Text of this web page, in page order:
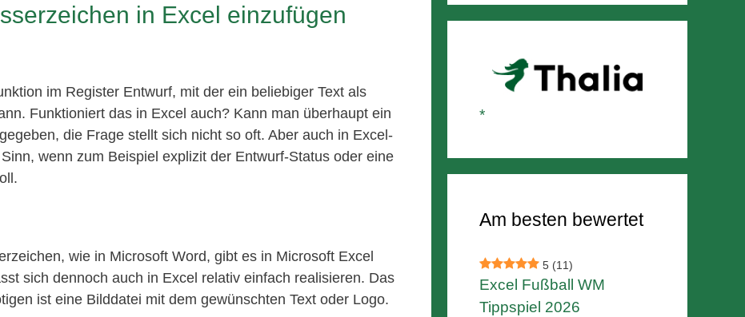
in Excel einzufügen
im Register Entwurf, mit der ein beliebiger Text als
Funktioniert das in Excel auch? Kann man überhaupt ein
die Frage stellt sich nicht so oft. Aber auch in Excel-
wenn zum Beispiel explizit der Entwurf-Status oder eine
wie in Microsoft Word, gibt es in Microsoft Excel
sich dennoch auch in Excel relativ einfach realisieren. Das
ist eine Bilddatei mit dem gewünschten Text oder Logo.
Am besten bewertet
5 (11)
Excel Fußball WM
Tippspiel 2026